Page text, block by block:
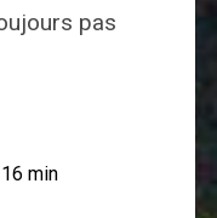
pas
min